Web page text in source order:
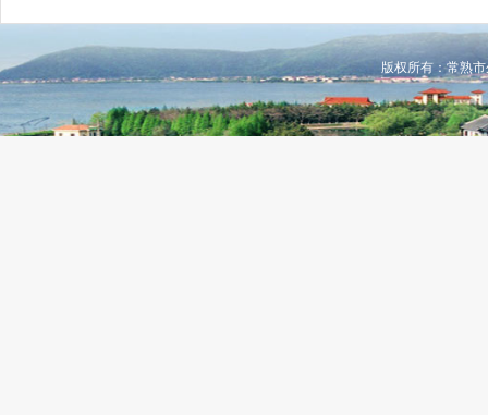
版权所有：常熟